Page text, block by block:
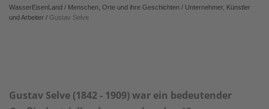
WasserEisenLand / Menschen, Orte und ihre Geschichten / Unternehmer, Künstler
und Arbeiter / Gustav Selve
Gustav Selve (1842 - 1909) war ein bedeutender